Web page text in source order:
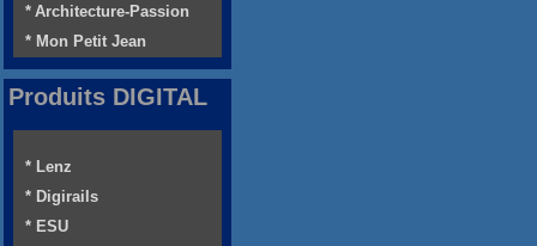
* Architecture-Passion
* Mon Petit Jean
Produits DIGITAL
* Lenz
* Digirails
* ESU